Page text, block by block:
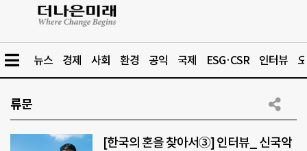
뉴스 경제 사회 환경 공익 국제 ESG·CSR 인터뷰
류문
[한국의 혼을 찾아서③] 인터뷰_ 신국악